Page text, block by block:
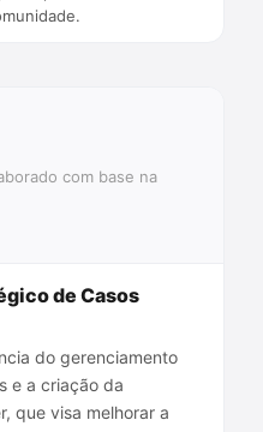
com base na
de Casos
do gerenciamento
e a criação da
que visa melhorar a